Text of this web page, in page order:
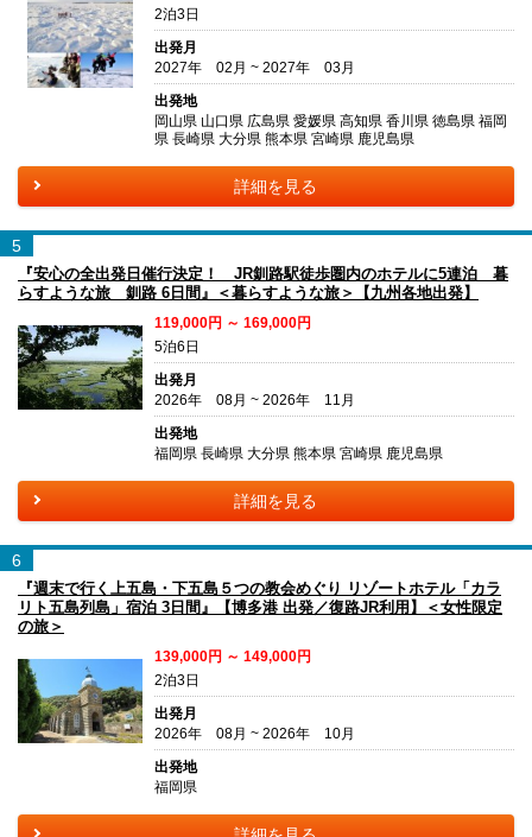
2泊3日
出発月
2027年 02月 ~ 2027年 03月
出発地
岡山県 山口県 広島県 愛媛県 高知県 香川県 徳島県 福岡
県 長崎県 大分県 熊本県 宮崎県 鹿児島県
詳細を見る
5
『安心の全出発日催行決定！ JR釧路駅徒歩圏内のホテルに5連泊 暮
らすような旅 釧路 6日間』＜暮らすような旅＞【九州各地出発】
119,000円 ～ 169,000円
5泊6日
出発月
2026年 08月 ~ 2026年 11月
出発地
福岡県 長崎県 大分県 熊本県 宮崎県 鹿児島県
詳細を見る
6
『週末で行く上五島・下五島５つの教会めぐり リゾートホテル「カラ
リト五島列島」宿泊 3日間』【博多港 出発／復路JR利用】＜女性限定
の旅＞
139,000円 ～ 149,000円
2泊3日
出発月
2026年 08月 ~ 2026年 10月
出発地
福岡県